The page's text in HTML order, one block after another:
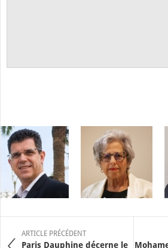
ARTICLE PRÉCÉDENT
Paris Dauphine décerne le